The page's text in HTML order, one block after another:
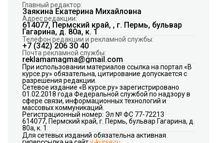
Главный редактор:
Заякина Екатерина Михайловна
Адрес редакции:
614077, Пермский край, , г. Пермь, бульвар
Гагарина, д. 80а, к. 1
Телефон редакции и рекламной службы:
+7 (342) 206 30 40
Почта рекламной службы:
reklamamagma@gmail.com
При использовании материалов ссылка на портал «В
курсе.ру» обязательна, цитирование допускается с
разрешения редакции.
Сетевое издание «В курсе.ру» зарегистрировано
01.02.2018 года Федеральной службой по надзору в
сфере связи, информационных технологий и
массовых коммуникаций.
Регистрационный номер: Эл № ФС 77-72213
614077, Пермский край, г. Пермь, бульвар Гагарина, д.
80а, к. 1
Для сетевых изданий обязательна активная